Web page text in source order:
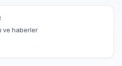
ve haberler